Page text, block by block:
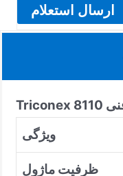
ارسال استعلام
Triconex 8110
ویژگی
ظرفیت ماژول